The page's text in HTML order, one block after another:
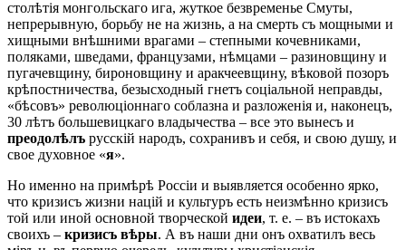
столѣтія монгольскаго ига, жуткое безвременье Смуты,
непрерывную, борьбу не на жизнь, а на смерть съ мощными и
хищными внѣшними врагами – степными кочевниками,
поляками, шведами, французами, нѣмцами – разиновщину и
пугачевщину, бироновщину и аракчеевщину, вѣковой позоръ
крѣпостничества, безысходный гнетъ соціальной неправды,
«бѣсовъ» революціоннаго соблазна и разложенія и, наконецъ,
30 лѣтъ большевицкаго владычества – все это вынесъ и
преодолѣлъ русскій народъ, сохранивъ и себя, и свою душу, и
свое духовное «я».
Но именно на примѣрѣ Россіи и выявляется особенно ярко,
что кризисъ жизни націй и культуръ есть неизмѣнно кризисъ
той или иной основной творческой идеи, т. е. – въ истокахъ
своихъ – кризисъ вѣры. А въ наши дни онъ охватилъ весь